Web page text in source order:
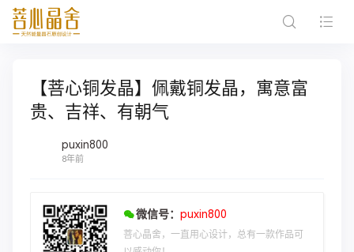
【菩心铜发晶】佩戴铜发晶，寓意富
贵、吉祥、有朝气
puxin800
8年前
微信号： puxin800
菩心晶舍，一直用心设计，总有一款作品可